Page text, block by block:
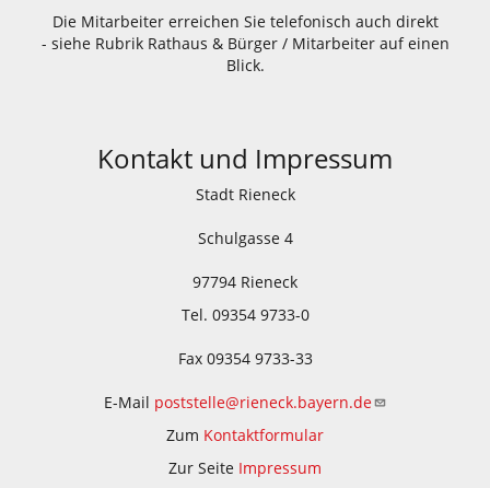
Die Mitarbeiter erreichen Sie telefonisch auch direkt
- siehe Rubrik Rathaus & Bürger / Mitarbeiter auf einen
Blick.
Kontakt und Impressum
Stadt Rieneck
Schulgasse 4
97794 Rieneck
Tel. 09354 9733-0
Fax 09354 9733-33
E-Mail poststelle@rieneck.bayern.de
Zum Kontaktformular
Zur Seite Impressum